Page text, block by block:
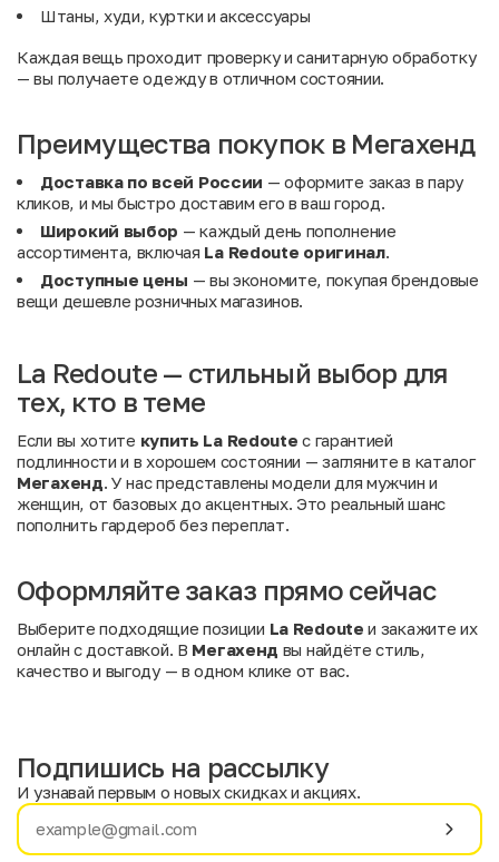
Штаны, худи, куртки и аксессуары
Каждая вещь проходит проверку и санитарную обработку
— вы получаете одежду в отличном состоянии.
Преимущества покупок в Мегахенд
Доставка по всей России — оформите заказ в пару
кликов, и мы быстро доставим его в ваш город.
Широкий выбор — каждый день пополнение
ассортимента, включая La Redoute оригинал.
Доступные цены — вы экономите, покупая брендовые
вещи дешевле розничных магазинов.
La Redoute — стильный выбор для
тех, кто в теме
Если вы хотите купить La Redoute с гарантией
подлинности и в хорошем состоянии — загляните в каталог
Мегахенд. У нас представлены модели для мужчин и
женщин, от базовых до акцентных. Это реальный шанс
пополнить гардероб без переплат.
Оформляйте заказ прямо сейчас
Выберите подходящие позиции La Redoute и закажите их
онлайн с доставкой. В Мегахенд вы найдёте стиль,
качество и выгоду — в одном клике от вас.
Имя
Подпишись на рассылку
И узнавай первым о новых скидках и акциях.